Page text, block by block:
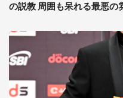
の説教 周囲も呆れる最悪の